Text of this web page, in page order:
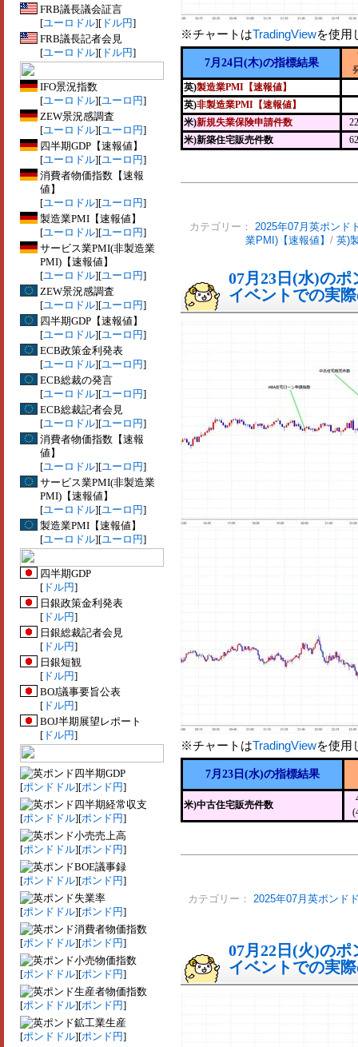
FRB議長議会証言
[ユーロドル][ ドル円]
FRB議長記者会見
[ユーロドル][ ドル円]
IFO景況指数
[ユーロドル][ユーロ円]
ZEW景況感調査
[ユーロドル][ユーロ円]
四半期GDP【速報値】
[ユーロドル][ユーロ円]
消費者物価指数【速報
値】
[ユーロドル][ユーロ円]
製造業PMI【速報値】
[ユーロドル][ユーロ円]
サービス業PMI(非製造業
PMI)【速報値】
[ユーロドル][ユーロ円]
ZEW景況感調査
[ユーロドル][ユーロ円]
四半期GDP【速報値】
[ユーロドル][ユーロ円]
ECB政策金利発表
[ユーロドル][ユーロ円]
ECB総裁の発言
[ユーロドル][ユーロ円]
ECB総裁記者会見
[ユーロドル][ユーロ円]
消費者物価指数【速報
値】
[ユーロドル][ユーロ円]
サービス業PMI(非製造業
PMI)【速報値】
[ユーロドル][ユーロ円]
製造業PMI【速報値】
[ユーロドル][ユーロ円]
四半期GDP
[ ドル円]
日銀政策金利発表
[ ドル円]
日銀総裁記者会見
[ ドル円]
日銀短観
[ ドル円]
BOJ議事要旨公表
[ ドル円]
BOJ半期展望レポート
[ ドル円]
四半期GDP
[ポンドドル][ポンド円]
四半期経常収支
[ポンドドル][ポンド円]
小売売上高
[ポンドドル][ポンド円]
BOE議事録
[ポンドドル][ポンド円]
失業率
[ポンドドル][ポンド円]
消費者物価指数
[ポンドドル][ポンド円]
小売物価指数
[ポンドドル][ポンド円]
生産者物価指数
[ポンドドル][ポンド円]
鉱工業生産
[ポンドドル][ポンド円]
※チャートはTradingViewを使用
7月24日(木)の指標結果
英)製造業PMI【速報値】
英)非製造業PMI【速報値】
米)新規失業保険申請件数
米)新築住宅販売件数
カテゴリー： 2025年07月英ポンド
業PMI)【速報値】 / 英)
07月23日(水)の
イベントでの実
※チャートはTradingViewを使用
7月23日(水)の指標結果
米)中古住宅販売件数
カテゴリー： 2025年07月英ポンド
07月22日(火)の
イベントでの実